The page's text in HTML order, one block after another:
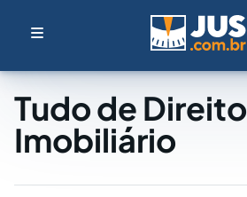
Tudo de Direito
Imobiliário